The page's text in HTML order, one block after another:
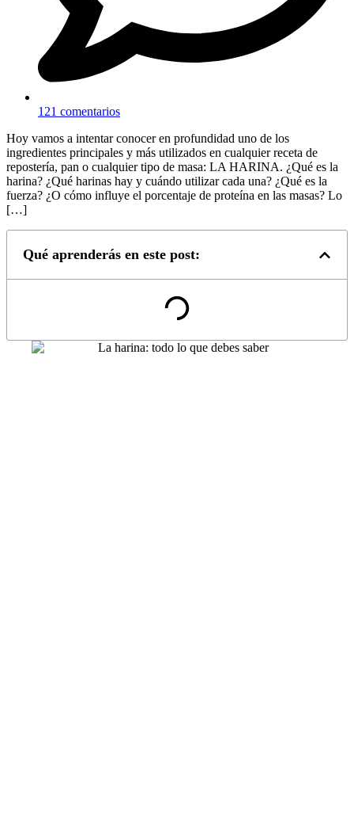
121 comentarios
Hoy vamos a intentar conocer en profundidad uno de los
ingredientes principales y más utilizados en cualquier receta de
repostería, pan o cualquier tipo de masa: LA HARINA. ¿Qué es la
harina? ¿Qué harinas hay y cuándo utilizar cada una? ¿Qué es la
fuerza? ¿O cómo influye el porcentaje de proteína en las masas? Lo
[…]
Qué aprenderás en este post: